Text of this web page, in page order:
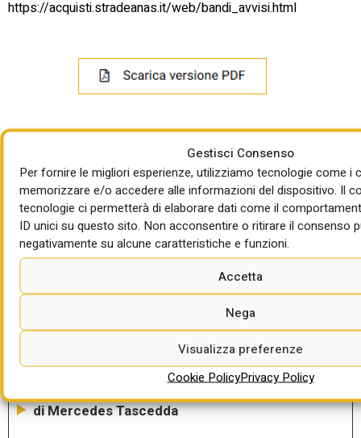
Gestisci Consenso
Per fornire le migliori esperienze, utilizziamo tecnologie come i
memorizzare e/o accedere alle informazioni del dispositivo. Il
tecnologie ci permetterà di elaborare dati come il
ID unici su questo sito. Non acconsentire o ritirare il consenso
negativamente su alcune caratteristiche e funzioni.
Accetta
Nega
Visualizza preferenze
Cookie PolicyPrivacy Policy
https://acquisti.stradeanas.it/web/bandi_avvisi.html
LEGGI ANCHE
OSSERVATORIO CRESME EUROPA SERVIZI
Gare di appalti di lavori tradizionali in calo
nel 2025 (ma recupera Anas), boom di Ppp e
di Giorgio Santilli
Anas: 63,4 mln per bonifica da ordigni
di Mercedes Tascedda